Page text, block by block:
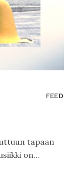
FEED
tapaan
on…